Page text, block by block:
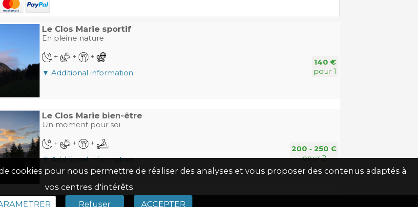
Le Clos Marie sportif
En pleine nature
140 €
pour 1
+ +
+
▼ Additional information
Le Clos Marie bien-être
Un moment pour soi
200 - 250 €
pour 2
+ +
+
▼ Additional information
cookies pour nous permettre de réaliser des analyses et vous proposer des contenus adaptés à
vos centres d'intérêts.
Refuser ACCEPTER